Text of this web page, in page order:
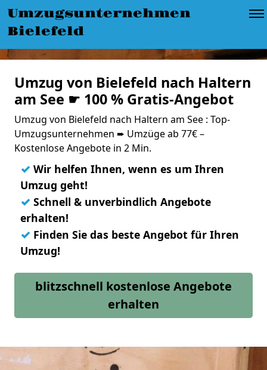
Umzugsunternehmen
Bielefeld
Umzug von Bielefeld nach Haltern
am See ☛ 100 % Gratis-Angebot
Umzug von Bielefeld nach Haltern am See : Top-
Umzugsunternehmen ➨ Umzüge ab 77€ –
Kostenlose Angebote in 2 Min.
✓ Wir helfen Ihnen, wenn es um Ihren
Umzug geht!
✓ Schnell & unverbindlich Angebote
erhalten!
✓ Finden Sie das beste Angebot für Ihren
Umzug!
blitzschnell kostenlose Angebote
erhalten